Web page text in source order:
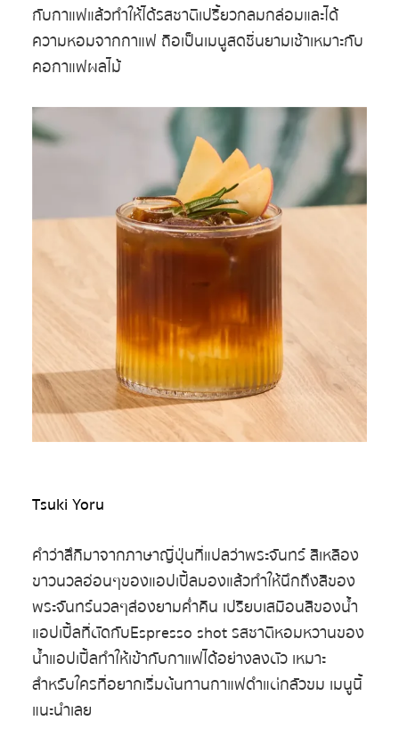
กับกาแฟแล้วทำให้ได้รสชาติเปรี้ยวกลมกล่อมและได้
ความหอมจากกาแฟ ถือเป็นเมนูสดชื่นยามเช้าเหมาะกับ
คอกาแฟผลไม้
Tsuki Yoru
คำว่าสึกิมาจากภาษาญี่ปุ่นที่แปลว่าพระจันทร์ สีเหลือง
ขาวนวลอ่อนๆของแอปเปิ้ลมองแล้วทำให้นึกถึงสีของ
พระจันทร์นวลๆส่องยามค่ำคืน เปรียบเสมือนสีของน้ำ
แอปเปิ้ลที่ตัดกับEspresso shot รสชาติหอมหวานของ
น้ำแอปเปิ้ลทำให้เข้ากับกาแฟได้อย่างลงตัว เหมาะ
สำหรับใครที่อยากเริ่มต้นทานกาแฟดำแต่กลัวขม เมนูนี้
แนะนำเลย